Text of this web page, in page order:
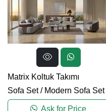
Matrix Koltuk Takımı
Sofa Set/ Modern Sofa Set
Ask for Price